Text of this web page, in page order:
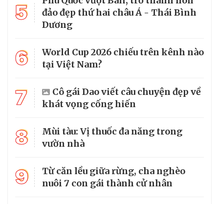
5
đảo đẹp thứ hai châu Á - Thái Bình
Dương
6
World Cup 2026 chiếu trên kênh nào
tại Việt Nam?
7
Cô gái Dao viết câu chuyện đẹp về
khát vọng cống hiến
8
Mùi tàu: Vị thuốc đa năng trong
vườn nhà
9
Từ căn lều giữa rừng, cha nghèo
nuôi 7 con gái thành cử nhân